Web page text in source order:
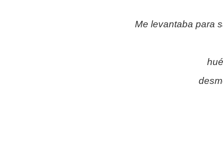
Me levantaba para